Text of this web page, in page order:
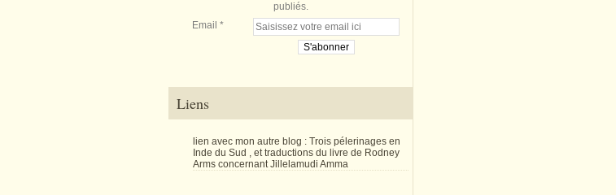
publiés.
Email
Liens
lien avec mon autre blog : Trois pélerinages en
Inde du Sud , et traductions du livre de Rodney
Arms concernant Jillelamudi Amma